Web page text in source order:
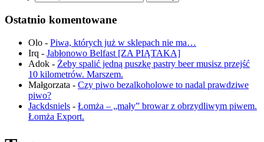
Ostatnio komentowane
Olo - Piwa, których już w sklepach nie ma…
Irq - Jabłonowo Belfast [ZA PIĄTAKA]
Adok - Żeby spalić jedną puszkę pastry beer musisz przejść
10 kilometrów. Marszem.
Małgorzata - Czy piwo bezalkoholowe to nadal prawdziwe
piwo?
Jackdsniels - Łomża – „mały” browar z obrzydliwym piwem.
Łomża Export.